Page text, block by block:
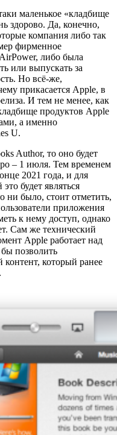
маленькое «кладбище
здорово. Да, конечно,
компания либо так
фирменное
либо была
или выпускать за
Но всё-же,
прикасается Apple, в
И тем не менее, как
продуктов Apple
а именно
U.
Author, то оно будет
– 1 июля. Тем временем
2021 года, и для
будет являться
ни было, стоит отметить,
приложения
к нему доступ, однако
Сам же технический
Apple работает над
позволить
контент, который ранее